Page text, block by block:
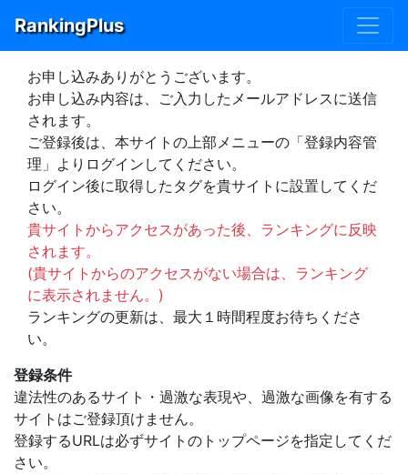
RankingPlus
お申し込みありがとうございます。
お申し込み内容は、ご入力したメールアドレスに送信
されます。
ご登録後は、本サイトの上部メニューの「登録内容管
理」よりログインしてください。
ログイン後に取得したタグを貴サイトに設置してくだ
さい。
貴サイトからアクセスがあった後、ランキングに反映
されます。
(貴サイトからのアクセスがない場合は、ランキング
に表示されません。)
ランキングの更新は、最大１時間程度お待ちくださ
い。
登録条件
違法性のあるサイト・過激な表現や、過激な画像を有する
サイトはご登録頂けません。
登録するURLは必ずサイトのトップページを指定してくだ
さい。